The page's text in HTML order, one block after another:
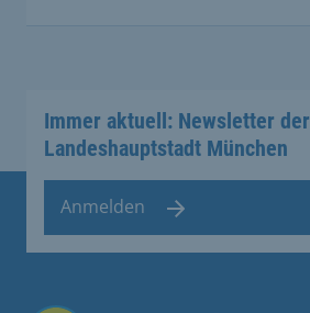
Immer aktuell: Newsletter der
Landeshauptstadt München
Anmelden